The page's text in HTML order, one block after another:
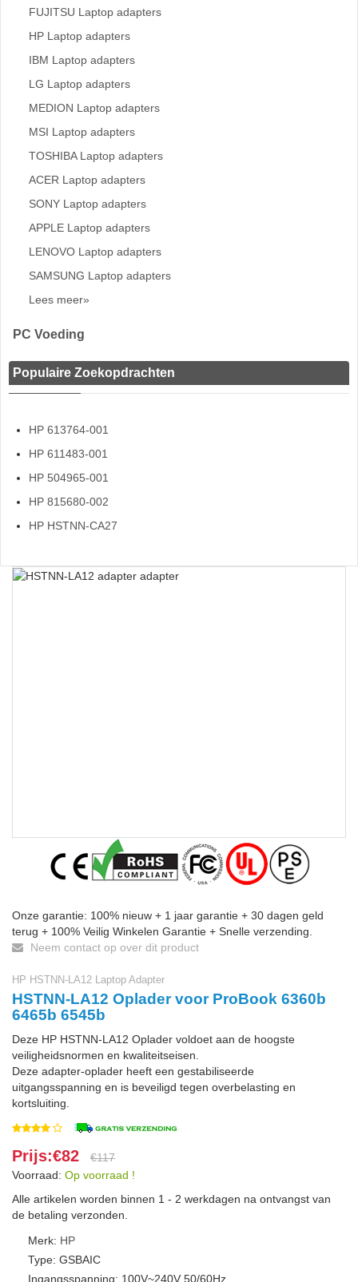
FUJITSU Laptop adapters
HP Laptop adapters
IBM Laptop adapters
LG Laptop adapters
MEDION Laptop adapters
MSI Laptop adapters
TOSHIBA Laptop adapters
ACER Laptop adapters
SONY Laptop adapters
APPLE Laptop adapters
LENOVO Laptop adapters
SAMSUNG Laptop adapters
Lees meer»
PC Voeding
Populaire Zoekopdrachten
HP 613764-001
HP 611483-001
HP 504965-001
HP 815680-002
HP HSTNN-CA27
Onze garantie: 100% nieuw + 1 jaar garantie + 30 dagen geld
terug + 100% Veilig Winkelen Garantie + Snelle verzending.
Neem contact op over dit product
HP HSTNN-LA12 Laptop Adapter
HSTNN-LA12 Oplader voor ProBook 6360b
6465b 6545b
Deze HP HSTNN-LA12 Oplader voldoet aan de hoogste
veiligheidsnormen en kwaliteitseisen.
Deze adapter-oplader heeft een gestabiliseerde
uitgangsspanning en is beveiligd tegen overbelasting en
kortsluiting.
Prijs:€82
€117
Voorraad: Op voorraad !
Alle artikelen worden binnen 1 - 2 werkdagen na ontvangst van
de betaling verzonden.
Merk: HP
Type: GSBAIC
Ingangsspanning: 100V~240V 50/60Hz